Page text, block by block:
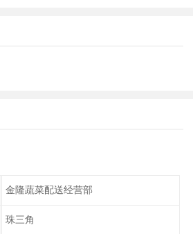
金隆蔬菜配送经营部
珠三角